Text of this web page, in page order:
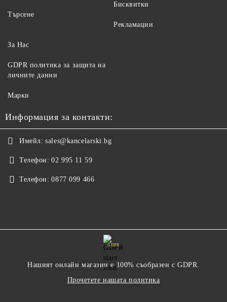
Търсене
Бисквитки
Рекламации
За Нас
GDPR политика за защита на
личните данни
Марки
Информация за контакти:
Имейл: sales@kancelarski.bg
Телефон: 02 995 11 59
Телефон: 0877 099 466
GDPR
Нашият онлайн магазин е 100% съобразен с GDPR.
Прочетете нашата политика